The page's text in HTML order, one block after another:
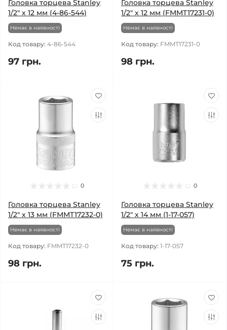
Головка торцева Stanley
1/2" х 12 мм (4-86-544)
Немає в наявності
Код товару: 4-86-544
97 грн.
Головка торцева Stanley
1/2" х 12 мм (FMMT17231-0)
Немає в наявності
Код товару: FMMT17231-0
98 грн.
0
Головка торцева Stanley
1/2" х 13 мм (FMMT17232-0)
Немає в наявності
Код товару: FMMT17232-0
98 грн.
0
Головка торцева Stanley
1/2" х 14 мм (1-17-057)
Немає в наявності
Код товару: 1-17-057
75 грн.